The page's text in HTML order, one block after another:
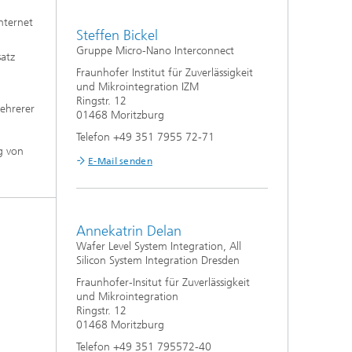
von
Steffen Bickel
Gruppe Micro-Nano Interconnect
Fraunhofer Institut für Zuverlässigkeit
und Mikrointegration IZM
Ringstr. 12
01468 Moritzburg
Telefon +49 351 7955 72-71
E-Mail senden
Annekatrin Delan
Wafer Level System Integration, All
Silicon System Integration Dresden
Fraunhofer-Insitut für Zuverlässigkeit
und Mikrointegration
Ringstr. 12
01468 Moritzburg
Telefon +49 351 795572-40